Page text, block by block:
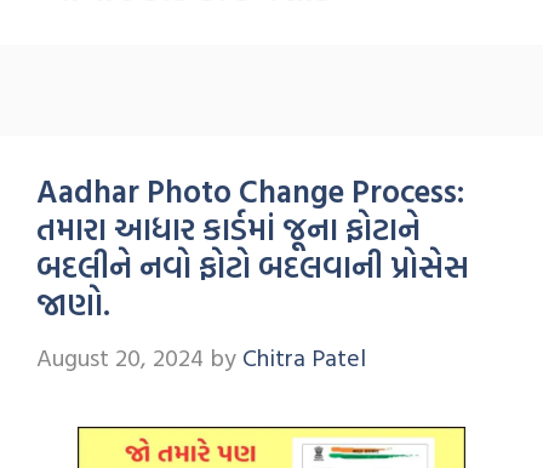
Aadhar Photo Change Process:
તમારા આધાર કાર્ડમાં જૂના ફોટાને
બદલીને નવો ફોટો બદલવાની પ્રોસેસ
જાણો.
August 20, 2024 by Chitra Patel